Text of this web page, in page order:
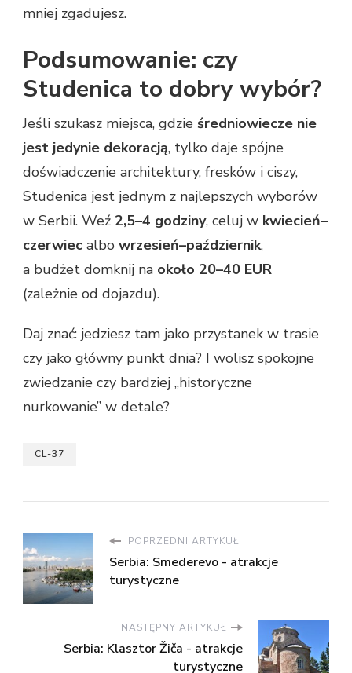
mniej zgadujesz.
Podsumowanie: czy
Studenica to dobry wybór?
Jeśli szukasz miejsca, gdzie średniowiecze nie
jest jedynie dekoracją, tylko daje spójne
doświadczenie architektury, fresków i ciszy,
Studenica jest jednym z najlepszych wyborów
w Serbii. Weź 2,5–4 godziny, celuj w kwiecień–
czerwiec albo wrzesień–październik,
a budżet domknij na około 20–40 EUR
(zależnie od dojazdu).
Daj znać: jedziesz tam jako przystanek w trasie
czy jako główny punkt dnia? I wolisz spokojne
zwiedzanie czy bardziej „historyczne
nurkowanie” w detale?
CL-37
POPRZEDNI ARTYKUŁ
Serbia: Smederevo - atrakcje
turystyczne
NASTĘPNY ARTYKUŁ
Serbia: Klasztor Žiča - atrakcje
turystyczne